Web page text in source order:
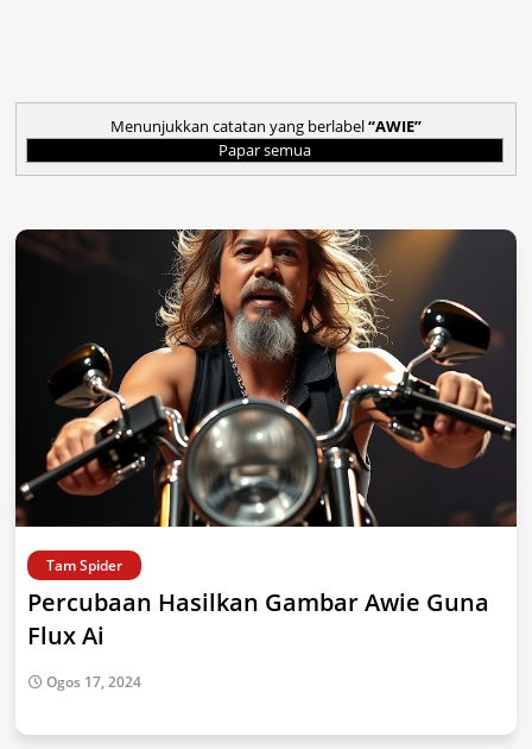
Menunjukkan catatan yang berlabel AWIE
Papar semua
Tam Spider
Percubaan Hasilkan Gambar Awie Guna
Flux Ai
Ogos 17, 2024